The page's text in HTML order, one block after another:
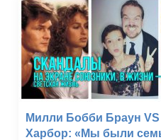
Милли Бобби Браун
Харбор: «Мы были